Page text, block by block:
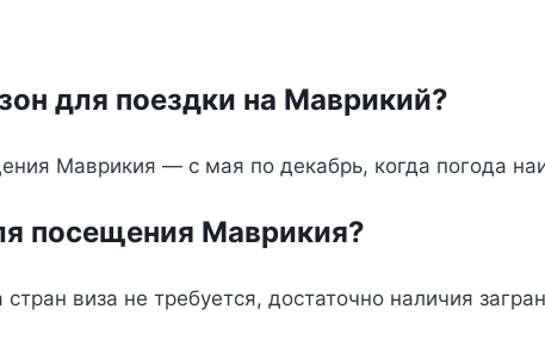
для поездки на Маврикий?
Маврикия — с мая по декабрь, когда погода
посещения Маврикия?
виза не требуется, достаточно наличия